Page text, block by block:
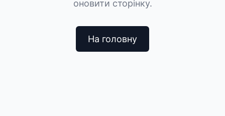
оновити сторінку.
На головну